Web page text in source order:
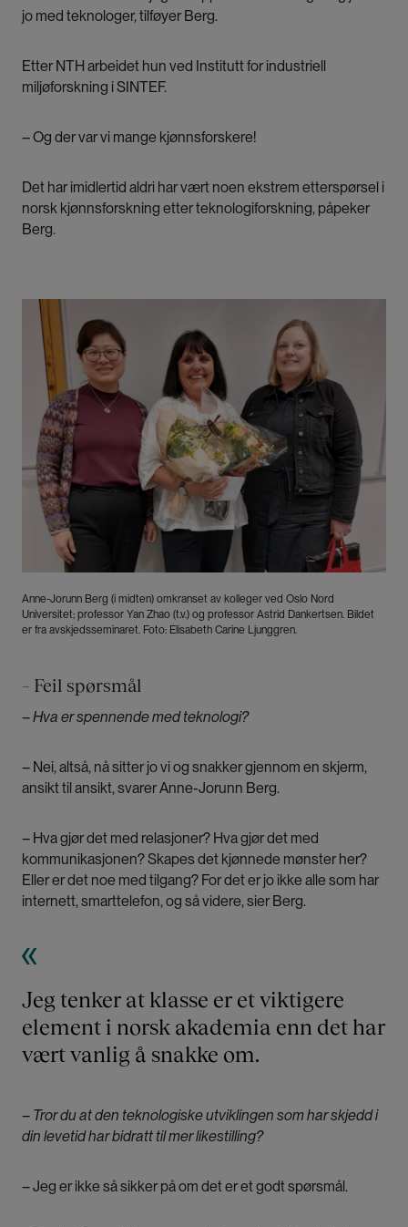
jo med teknologer, tilføyer Berg.
Etter NTH arbeidet hun ved Institutt for industriell
miljøforskning i SINTEF.
­– Og der var vi mange kjønnsforskere!
Det har imidlertid aldri har vært noen ekstrem etterspørsel i
norsk kjønnsforskning etter teknologiforskning, påpeker
Berg.
Bilde
Anne-Jorunn Berg (i midten) omkranset av kolleger ved Oslo Nord
Universitet; professor Yan Zhao (t.v.) og professor Astrid Dankertsen. Bildet
er fra avskjedsseminaret. Foto: Elisabeth Carine Ljunggren.
– Feil spørsmål
–Hva er spennende med teknologi?
– Nei, altså, nå sitter jo vi og snakker gjennom en skjerm,
ansikt til ansikt, svarer Anne-Jorunn Berg.
– Hva gjør det med relasjoner? Hva gjør det med
kommunikasjonen? Skapes det kjønnede mønster her?
Eller er det noe med tilgang? For det er jo ikke alle som har
internett, smarttelefon, og så videre, sier Berg.
Jeg tenker at klasse er et viktigere
element i norsk akademia enn det har
vært vanlig å snakke om.
– Tror du at den teknologiske utviklingen som har skjedd i
din levetid har bidratt til mer likestilling?
­– Jeg er ikke så sikker på om det er et godt spørsmål.